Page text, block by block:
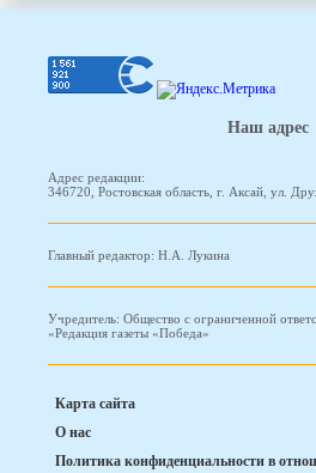
Наш адрес
Адрес редакции:
346720, Ростовская область, г. Аксай, ул.
Главный редактор: Н.А. Лукина
Учредитель: Общество с ограниченной
«Редакция газеты «Победа»
Карта сайта
О нас
Политика конфиденциальности в